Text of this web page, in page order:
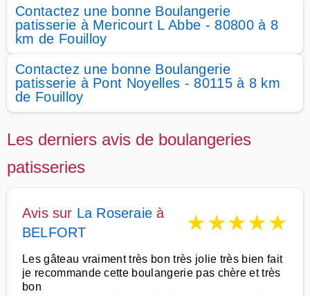
Contactez une bonne Boulangerie
patisserie à Mericourt L Abbe - 80800 à 8
km de Fouilloy
Contactez une bonne Boulangerie
patisserie à Pont Noyelles - 80115 à 8 km
de Fouilloy
Les derniers avis de boulangeries
patisseries
Avis sur La Roseraie à
BELFORT
★★★★★
Les gâteau vraiment très bon très jolie très bien fait
je recommande cette boulangerie pas chère et très
bon